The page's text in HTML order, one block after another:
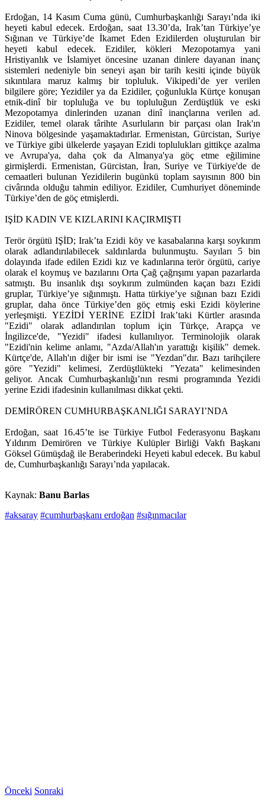
Erdoğan, 14 Kasım Cuma günü, Cumhurbaşkanlığı Sarayı’nda iki
heyeti kabul edecek. Erdoğan, saat 13.30’da, Irak’tan Türkiye’ye
Sığınan ve Türkiye’de İkamet Eden Ezidilerden oluşturulan bir
heyeti kabul edecek. Ezidiler, kökleri Mezopotamya yani
Hristiyanlık ve İslamiyet öncesine uzanan dinlere dayanan inanç
sistemleri nedeniyle bin seneyi aşan bir tarih kesiti içinde büyük
sıkıntılara maruz kalmış bir topluluk. Vikipedi’de yer verilen
bilgilere göre; Yezidiler ya da Ezidiler, çoğunlukla Kürtçe konuşan
etnik-dinî bir topluluğa ve bu topluluğun Zerdüştlük ve eski
Mezopotamya dinlerinden uzanan dinî inançlarına verilen ad.
Ezidiler, temel olarak târihte Asurluların bir parçası olan Irak'ın
Ninova bölgesinde yaşamaktadırlar. Ermenistan, Gürcistan, Suriye
ve Türkiye gibi ülkelerde yaşayan Ezidi toplulukları gittikçe azalma
ve Avrupa'ya, daha çok da Almanya'ya göç etme eğilimine
girmişlerdi. Ermenistan, Gürcistan, İran, Suriye ve Türkiye'de de
cemaatleri bulunan Yezidilerin bugünkü toplam sayısının 800 bin
civârında olduğu tahmin ediliyor. Ezidiler, Cumhuriyet döneminde
Türkiye’den de göç etmişlerdi.
IŞİD KADIN VE KIZLARINI KAÇIRMIŞTI
Terör örgütü IŞİD; Irak’ta Ezidi köy ve kasabalarına karşı soykırım
olarak adlandırılabilecek saldırılarda bulunmuştu. Sayıları 5 bin
dolayında ifade edilen Ezidi kız ve kadınlarına terör örgütü, cariye
olarak el koymuş ve bazılarını Orta Çağ çağrışımı yapan pazarlarda
satmıştı. Bu insanlık dışı soykırım zulmünden kaçan bazı Ezidi
gruplar, Türkiye’ye sığınmıştı. Hatta türkiye’ye sığınan bazı Ezidi
gruplar, daha önce Türkiye’den göç etmiş eski Ezidi köylerine
yerleşmişti. YEZİDİ YERİNE EZİDİ Irak’taki Kürtler arasında
"Ezidi" olarak adlandırılan toplum için Türkçe, Arapça ve
İngilizce'de, "Yezidi" ifadesi kullanılıyor. Terminolojik olarak
"Ezidi'nin kelime anlamı, "Azda/Allah'ın yarattığı kişilik" demek.
Kürtçe'de, Allah'ın diğer bir ismi ise "Yezdan"dır. Bazı tarihçilere
göre "Yezidi" kelimesi, Zerdüştlükteki "Yezata" kelimesinden
geliyor. Ancak Cumhurbaşkanlığı’nın resmi programında Yezidi
yerine Ezidi ifadesinin kullanılması dikkat çekti.
DEMİRÖREN CUMHURBAŞKANLIĞI SARAYI’NDA
Erdoğan, saat 16.45’te ise Türkiye Futbol Federasyonu Başkanı
Yıldırım Demirören ve Türkiye Kulüpler Birliği Vakfı Başkanı
Göksel Gümüşdağ ile Beraberindeki Heyeti kabul edecek. Bu kabul
de, Cumhurbaşkanlığı Sarayı’nda yapılacak.
Kaynak: Banu Barlas
#aksaray #cumhurbaşkanı erdoğan #sığınmacılar
Önceki Sonraki